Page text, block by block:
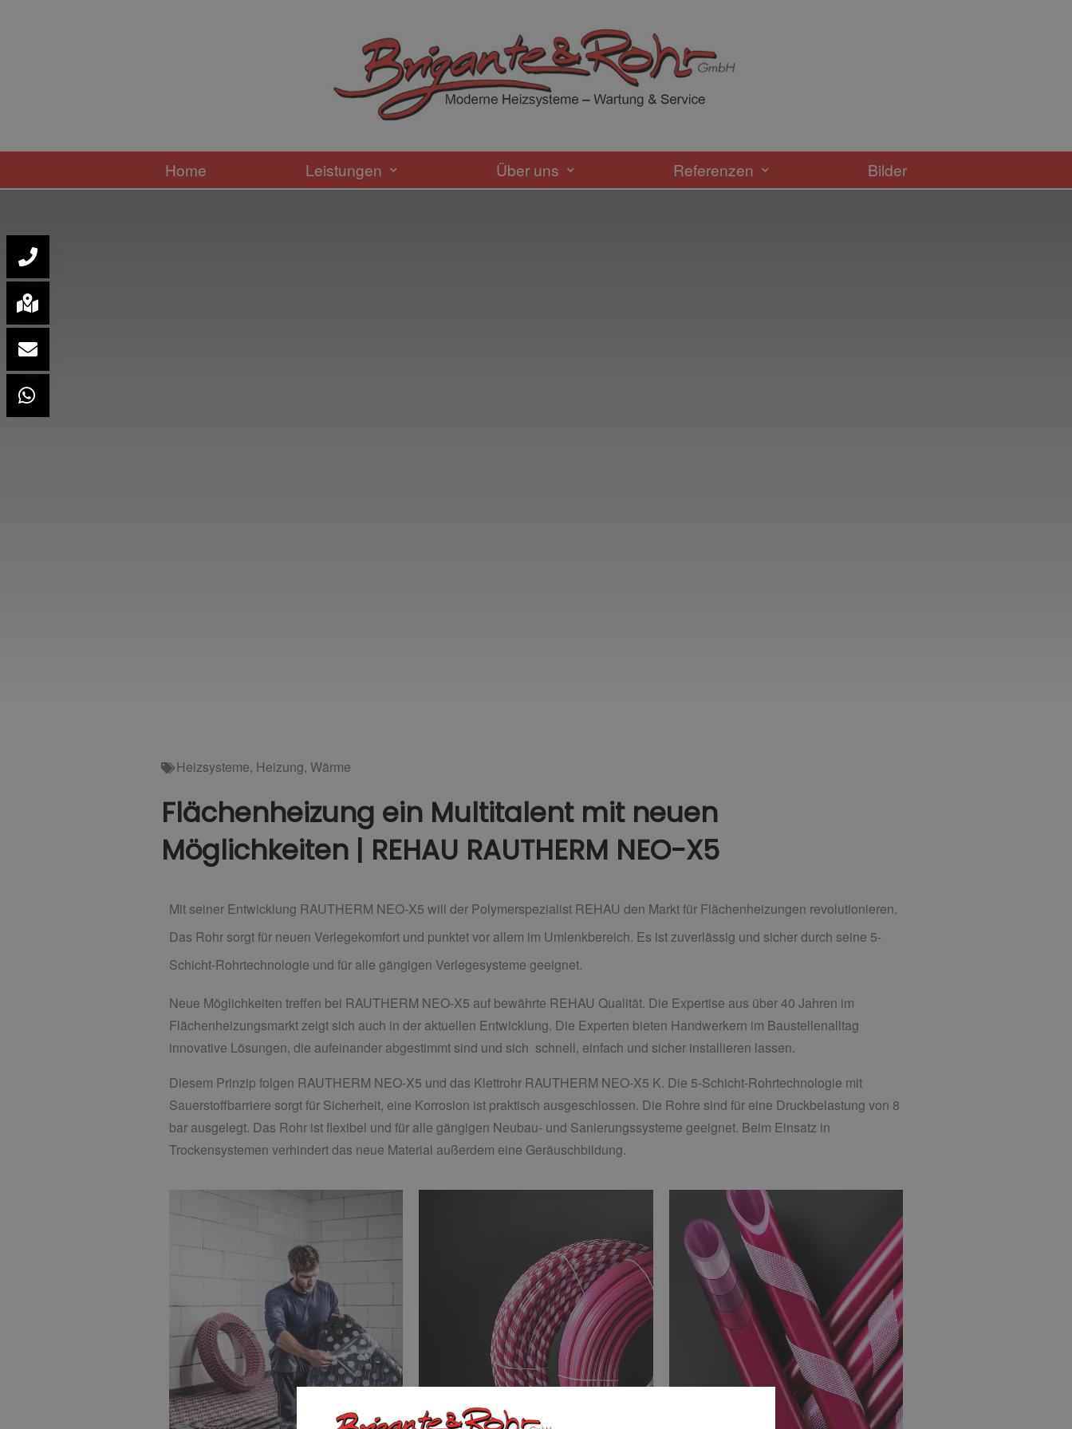
Home Leistungen Über uns Referenzen Bilder
Heizsysteme, Heizung, Wärme
Flächenheizung ein Multitalent mit neuen
Möglichkeiten | REHAU RAUTHERM NEO-X5
Mit seiner Entwicklung RAUTHERM NEO-X5 will der Polymerspezialist REHAU den Markt für Flächenheizungen revolutionieren.
Das Rohr sorgt für neuen Verlegekomfort und punktet vor allem im Umlenkbereich. Es ist zuverlässig und sicher durch seine 5-
Schicht-Rohrtechnologie und für alle gängigen Verlegesysteme geeignet.
Neue Möglichkeiten treffen bei RAUTHERM NEO-X5 auf bewährte REHAU Qualität. Die Expertise aus über 40 Jahren im
Flächenheizungsmarkt zeigt sich auch in der aktuellen Entwicklung. Die Experten bieten Handwerkern im Baustellenalltag
innovative Lösungen, die aufeinander abgestimmt sind und sich schnell, einfach und sicher installieren lassen.
Diesem Prinzip folgen RAUTHERM NEO-X5 und das Klettrohr RAUTHERM NEO-X5 K. Die 5-Schicht-Rohrtechnologie mit
Sauerstoffbarriere sorgt für Sicherheit, eine Korrosion ist praktisch ausgeschlossen. Die Rohre sind für eine Druckbelastung von 8
bar ausgelegt. Das Rohr ist flexibel und für alle gängigen Neubau- und Sanierungssysteme geeignet. Beim Einsatz in
Trockensystemen verhindert das neue Material außerdem eine Geräuschbildung.